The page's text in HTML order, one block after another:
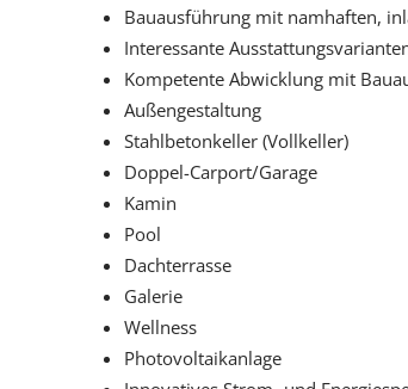
Bauausführung mit namhaften,
Interessante
Kompetente Abwicklung mit
Außengestaltung
Stahlbetonkeller (Vollkeller)
Doppel-Carport/Garage
Kamin
Pool
Dachterrasse
Galerie
Wellness
Photovoltaikanlage